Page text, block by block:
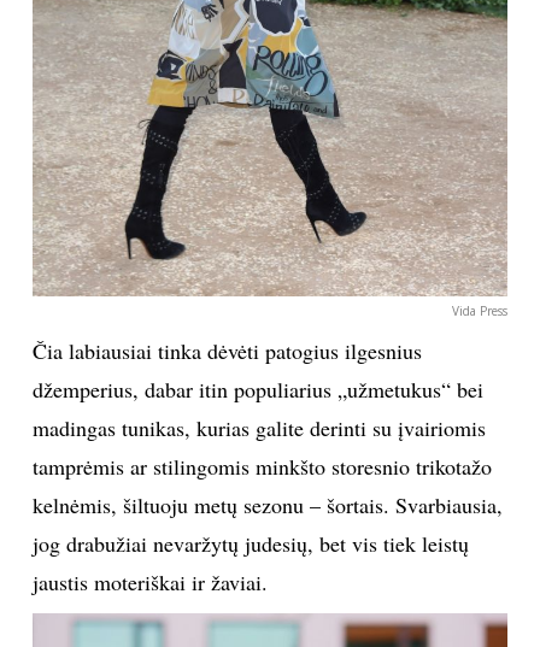
Vida Press
Čia labiausiai tinka dėvėti patogius ilgesnius
džemperius, dabar itin populiarius „užmetukus“ bei
madingas tunikas, kurias galite derinti su įvairiomis
tamprėmis ar stilingomis minkšto storesnio trikotažo
kelnėmis, šiltuoju metų sezonu – šortais. Svarbiausia,
jog drabužiai nevaržytų judesių, bet vis tiek leistų
jaustis moteriškai ir žaviai.